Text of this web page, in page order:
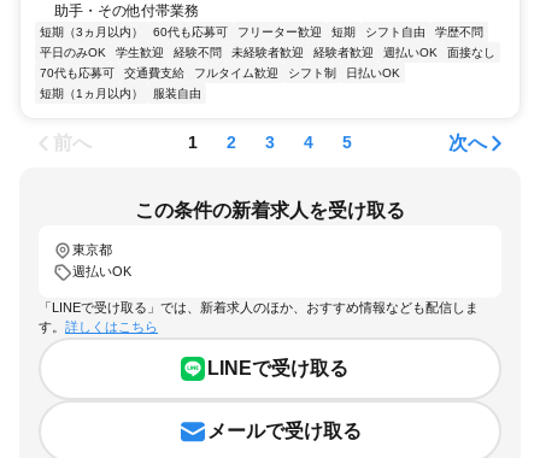
助手・その他付帯業務
短期（3ヵ月以内） 60代も応募可 フリーター歓迎 短期 シフト自由
学歴不問
平日のみOK
学生歓迎 経験不問 未経験者歓迎 経験者歓迎 週払いOK
面接なし
70代も応募可
交通費支給 フルタイム歓迎 シフト制
日払いOK
短期（1ヵ月以内）
服装自由
前へ 1 2 3 4 5 次へ
この条件の新着求人を受け取る
東京都
週払いOK
「LINEで受け取る」では、新着求人のほか、おすすめ情報なども配信しま
す。 詳しくはこちら
LINEで受け取る
メールで受け取る